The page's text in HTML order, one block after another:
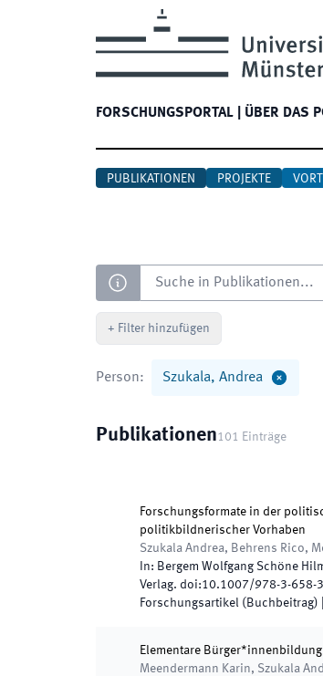
FORSCHUNGSPORTAL ÜBER DAS
PUBLIKATIONEN PROJEKTE
Suche
+ Filter hinzufügen
Person: Szukala, Andrea
Publikationen101 Einträge
Forschungsformate in der
politikbildnerischer Vorhaben
Szukala Andrea, Behrens Rico,
In: Bergem Wolfgang Schöne
Verlag. doi:10.1007/978-3-658-
Forschungsartikel (Buchbeitrag)
Elementare
Meendermann Karin, Szukala